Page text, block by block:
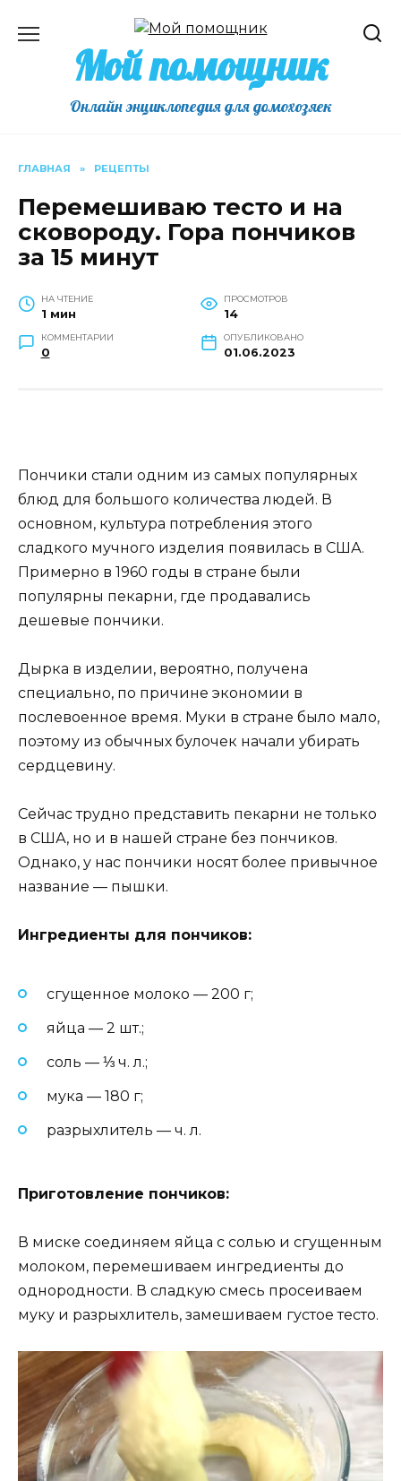
содержаниюМой помощник
Онлайн энциклопедия для домохозяек
ГЛАВНАЯ » РЕЦЕПТЫ
Перемешиваю тесто и на
сковороду. Гора пончиков
за 15 минут
НА ЧТЕНИЕ
1 мин
ПРОСМОТРОВ
14
КОММЕНТАРИИ
0
ОПУБЛИКОВАНО
01.06.2023
Пончики стали одним из самых популярных
блюд для большого количества людей. В
основном, культура потребления этого
сладкого мучного изделия появилась в США.
Примерно в 1960 годы в стране были
популярны пекарни, где продавались
дешевые пончики.
Дырка в изделии, вероятно, получена
специально, по причине экономии в
послевоенное время. Муки в стране было мало,
поэтому из обычных булочек начали убирать
сердцевину.
Сейчас трудно представить пекарни не только
в США, но и в нашей стране без пончиков.
Однако, у нас пончики носят более привычное
название — пышки.
Ингредиенты для пончиков:
сгущенное молоко — 200 г;
яйца — 2 шт.;
соль — ⅓ ч. л.;
мука — 180 г;
разрыхлитель — ч. л.
Приготовление пончиков:
В миске соединяем яйца с солью и сгущенным
молоком, перемешиваем ингредиенты до
однородности. В сладкую смесь просеиваем
муку и разрыхлитель, замешиваем густое тесто.